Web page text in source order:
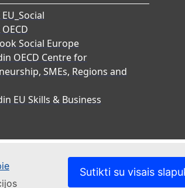
Sutikti su visais
Social Europe
OECD Centre for
SMEs, Regions and
EU Skills & Business